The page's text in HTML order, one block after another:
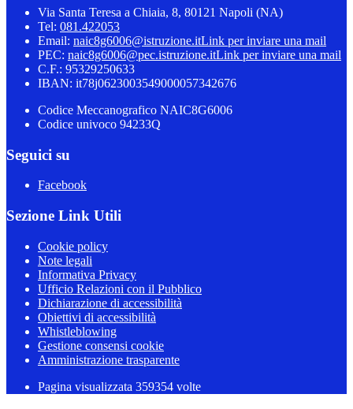
Via Santa Teresa a Chiaia, 8, 80121 Napoli (NA)
Tel: 081.422053
Email: naic8g6006@istruzione.itLink per inviare una mail
PEC: naic8g6006@pec.istruzione.itLink per inviare una mail
C.F.: 95329250633
IBAN: it78j0623003549000057342676
Codice Meccanografico NAIC8G6006
Codice univoco 94233Q
Seguici su
Facebook
Sezione Link Utili
Cookie policy
Note legali
Informativa Privacy
Ufficio Relazioni con il Pubblico
Dichiarazione di accessibilità
Obiettivi di accessibilità
Whistleblowing
Gestione consensi cookie
Amministrazione trasparente
Pagina visualizzata 359354 volte